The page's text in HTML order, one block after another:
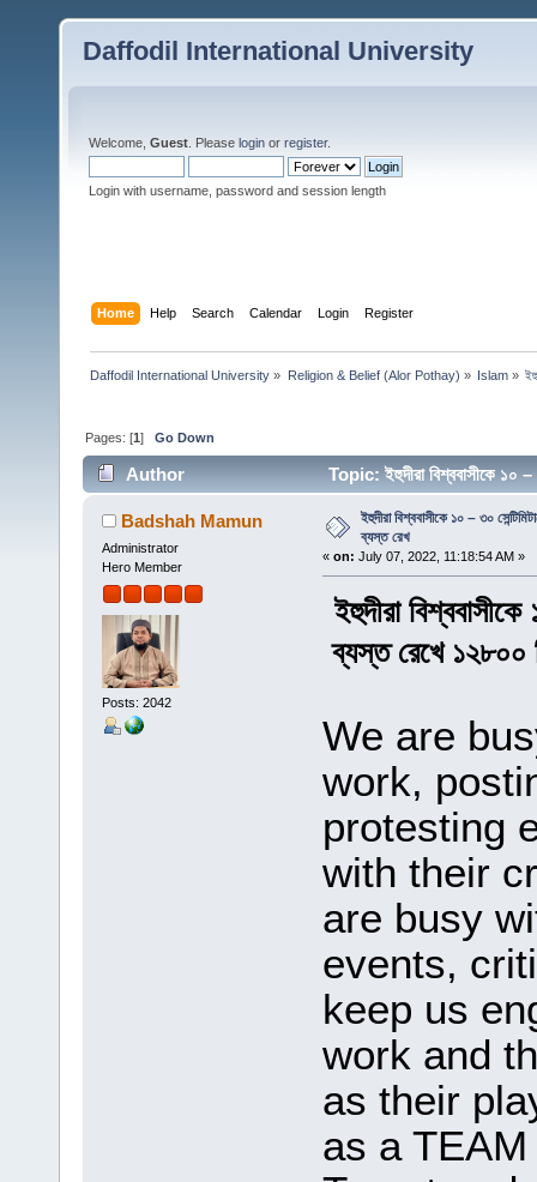
Daffodil International University
Welcome, Guest . Please login or register.
Login with username, password and session length
Home Help Search Calendar Login Register
Daffodil International University » Religion & Belief (Alor Pothay) » Islam»
Pages: [1]Go Down
Author Topic: ইহুদীরা বিশ্ববাসীকে ১০
Badshah Mamun
Administrator
Hero Member
Posts: 2042
ইহুদীরা বিশ্ববাসীকে ১০ – ৩০
ব্যস্ত রেখ
« on: July 07, 2022, 11:18:54 AM »
ইহুদীরা
ব্যস্ত রেখে ১২৮০০
We are
work,
protesting
with their
are busy
events,
keep us
work and
as their
as a